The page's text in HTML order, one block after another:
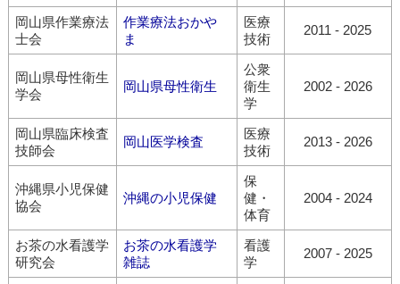
岡山県作業療法
士会
作業療法おかや
ま
医療
技術
2011 - 2025
岡山県母性衛生
学会
岡山県母性衛生
公衆
衛生
学
2002- 2026
岡山県臨床検査
技師会
岡山医学検査
医療
技術
2013- 2026
沖縄県小児保健
協会
沖縄の小児保健
保
健・
体育
2004- 2024
お茶の水看護学
研究会
お茶の水看護学
雑誌
看護
学
2007- 2025